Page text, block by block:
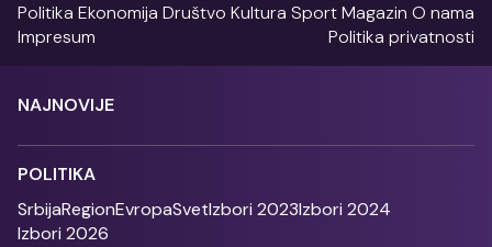
Politika Ekonomija Društvo Kultura SportMagazin O nama
Impresum
Politika privatnosti
NAJNOVIJE
POLITIKA
SrbijaRegionEvropaSvetIzbori 2023Izbori 2024
Izbori 2026